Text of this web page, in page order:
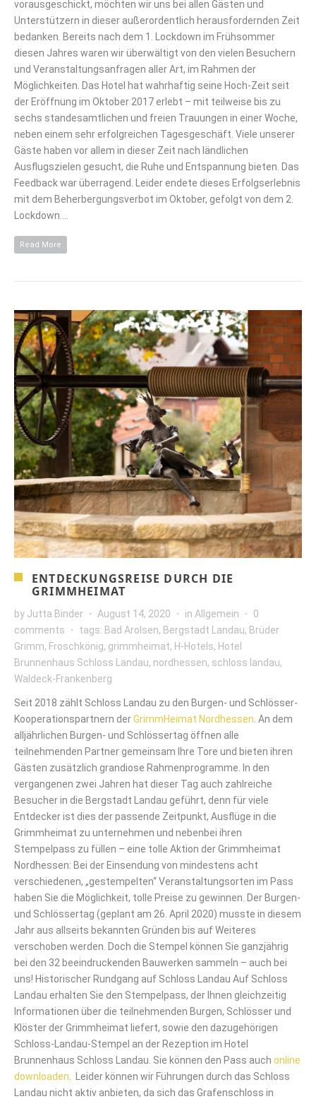
vorausgeschickt, möchten wir uns bei allen Gästen und
Unterstützern in dieser außerordentlich herausfordernden Zeit
bedanken. Bereits nach dem 1. Lockdown im Frühsommer
diesen Jahres waren wir überwältigt von den vielen Besuchern
und Veranstaltungsanfragen aller Art, im Rahmen der
Möglichkeiten. Das Hotel hat wahrhaftig seine Hoch-Zeit seit
der Eröffnung im Oktober 2017 erlebt – mit teilweise bis zu
sechs standesamtlichen und freien Trauungen in einer Woche,
neben einem sehr erfolgreichen Tagesgeschäft. Viele unserer
Gäste haben vor allem in dieser Zeit nach ländlichen
Ausflugszielen gesucht, die Ruhe und Entspannung bieten. Das
Feedback war überragend. Leider endete dieses Erfolgserlebnis
mit dem Beherbergungsverbot im Oktober, gefolgt von dem 2.
Lockdown.…
Read More
ENTDECKUNGSREISE DURCH DIE
GRIMMHEIMAT
by Jutta Binder August 14, 2020 in Allgemein
0
comments
tags: Bad Arolsen, Bergstadt Landau, Brüder
Grimm, Froschkönig, grimmheimat, H-Hotels, Hotel
Brunnenhaus Schloss Landau, nordhessen, schloss landau,
Waldeck-Frankenberg
Seit 2018 zählt Schloss Landau zu den Burgen- und Schlösser-
Kooperationspartnern derGrimmHeimat Nordhessen . An dem
alljährlichen Burgen- und Schlössertag öffnen alle
teilnehmenden Partner gemeinsam Ihre Tore und bieten ihren
Gästen zusätzlich grandiose Rahmenprogramme. In den
vergangenen zwei Jahren hat dieser Tag auch zahlreiche
Besucher in die Bergstadt Landau geführt, denn für viele
Entdecker ist dies der passende Zeitpunkt, Ausflüge in die
Grimmheimat zu unternehmen und nebenbei ihren
Stempelpass zu füllen – eine tolle Aktion der Grimmheimat
Nordhessen: Bei der Einsendung von mindestens acht
verschiedenen, „gestempelten“ Veranstaltungsorten im Pass
haben Sie die Möglichkeit, tolle Preise zu gewinnen. Der Burgen-
und Schlössertag (geplant am 26. April 2020) musste in diesem
Jahr aus allseits bekannten Gründen bis auf Weiteres
verschoben werden. Doch die Stempel können Sie ganzjährig
bei den 32 beeindruckenden Bauwerken sammeln – auch bei
uns! Historischer Rundgang auf Schloss Landau Auf Schloss
Landau erhalten Sie den Stempelpass, der Ihnen gleichzeitig
Informationen über die teilnehmenden Burgen, Schlösser und
Klöster der Grimmheimat liefert, sowie den dazugehörigen
Schloss-Landau-Stempel an der Rezeption im Hotel
Brunnenhaus Schloss Landau. Sie können den Pass auch online
downloaden . Leider können wir Führungen durch das Schloss
Landau nicht aktiv anbieten, da sich das Grafenschloss in